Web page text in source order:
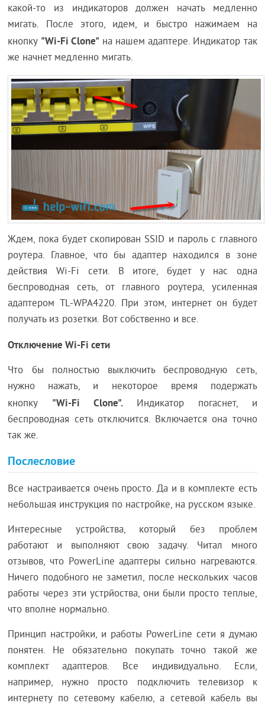
какой-то из индикаторов должен начать медленно
мигать. После этого, идем, и быстро нажимаем на
кнопку "Wi-Fi Clone" на нашем адаптере. Индикатор так
же начнет медленно мигать.
Ждем, пока будет скопирован SSID и пароль с главного
роутера. Главное, что бы адаптер находился в зоне
действия Wi-Fi сети. В итоге, будет у нас одна
беспроводная сеть, от главного роутера, усиленная
адаптером TL-WPA4220. При этом, интернет он будет
получать из розетки. Вот собственно и все.
Отключение Wi-Fi сети
Что бы полностью выключить беспроводную сеть,
нужно нажать, и некоторое время подержать
кнопку "Wi-Fi Clone".Индикатор погаснет, и
беспроводная сеть отключится. Включается она точно
так же.
Послесловие
Все настраивается очень просто. Да и в комплекте есть
небольшая инструкция по настройке, на русском языке.
Интересные устройства, который без проблем
работают и выполняют свою задачу. Читал много
отзывов, что PowerLine адаптеры сильно нагреваются.
Ничего подобного не заметил, после нескольких часов
работы через эти устрйоства, они были просто теплые,
что вполне нормально.
Принцип настройки, и работы PowerLine сети я думаю
понятен. Не обязательно покупать точно такой же
комплект адаптеров. Все индивидуально. Если,
например, нужно просто подключить телевизор к
интернету по сетевому кабелю, а сетевой кабель вы